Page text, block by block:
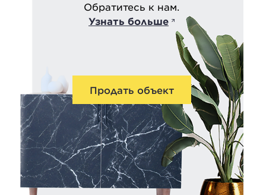
Обратитесь к нам.
Узнать больше
Продать объект